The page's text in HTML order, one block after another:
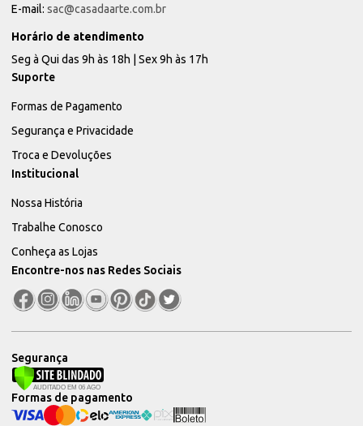
E-mail: sac@casadaarte.com.br
Horário de atendimento
Seg à Qui das 9h às 18h | Sex 9h às 17h
Suporte
Formas de Pagamento
Segurança e Privacidade
Troca e Devoluções
Institucional
Nossa História
Trabalhe Conosco
Conheça as Lojas
Encontre-nos nas Redes Sociais
Segurança
Formas de pagamento